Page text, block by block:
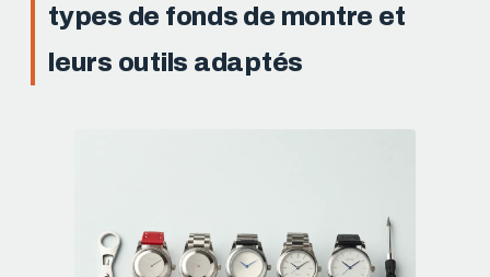
types de fonds de montre et
leurs outils adaptés